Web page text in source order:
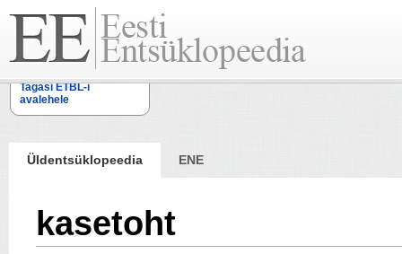
Tagasi ETBL-i
avalehele
Üldentsüklopeedia ENE
kasetoht